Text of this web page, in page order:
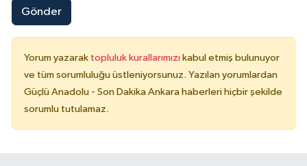
Gönder
Yorum yazarak topluluk kurallarımızı kabul etmiş bulunuyor
ve tüm sorumluluğu üstleniyorsunuz. Yazılan yorumlardan
Güçlü Anadolu - Son Dakika Ankara haberleri hiçbir şekilde
sorumlu tutulamaz.